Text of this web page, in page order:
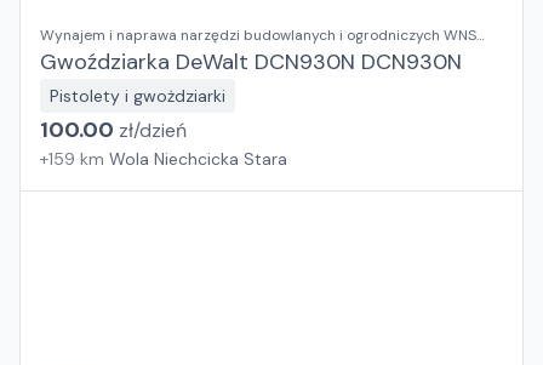
Wynajem i naprawa narzędzi budowlanych i ogrodniczych WNS
RENT
Gwoździarka DeWalt DCN930N DCN930N
Pistolety i gwożdziarki
100.00 zł/dzień
+159 km Wola Niechcicka Stara